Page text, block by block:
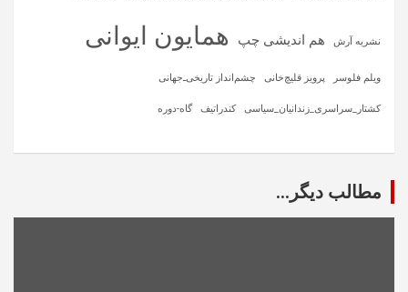
نشریه آرش هم اندیشی چپ همایون ایوانی
ویلم فلوسر پرویز قلیچ‌خانی چشم‌انداز تاریخی‌ـ‌جهانی
کشتار_سراسری_زندانیان_سیاسی کندراتیف گاه-دوره
مطالب دیگر...